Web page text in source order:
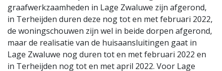
graafwerkzaamheden in Lage Zwaluwe zijn afgerond,
in Terheijden duren deze nog tot en met februari 2022,
de woningschouwen zijn wel in beide dorpen afgerond,
maar de realisatie van de huisaansluitingen gaat in
Lage Zwaluwe nog duren tot en met februari 2022 en
in Terheijden nog tot en met april 2022. Voor Lage